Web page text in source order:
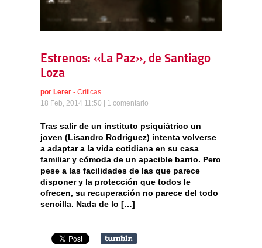
Estrenos: «La Paz», de Santiago
Loza
por Lerer - Críticas
18 Feb, 2014 11:50 | 1 comentario
Tras salir de un instituto psiquiátrico un
joven (Lisandro Rodríguez) intenta volverse
a adaptar a la vida cotidiana en su casa
familiar y cómoda de un apacible barrio. Pero
pese a las facilidades de las que parece
disponer y la protección que todos le
ofrecen, su recuperación no parece del todo
sencilla. Nada de lo […]